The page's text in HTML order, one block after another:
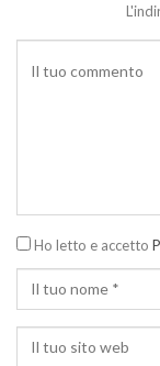
Ho letto e accetto